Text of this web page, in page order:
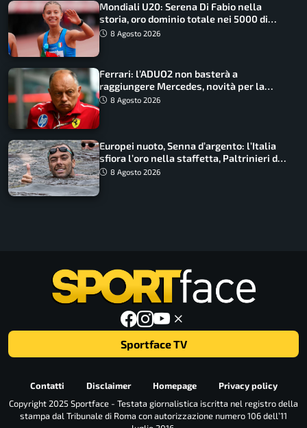
Mondiali U20: Serena Di Fabio nella
storia, oro dominio totale nei 5000 di
marcia
8 Agosto 2026
Ferrari: l’ADUO2 non basterà a
raggiungere Mercedes, novità per la
Macarena
8 Agosto 2026
Europei nuoto, Senna d’argento: l’Italia
sfiora l’oro nella staffetta, Paltrinieri da
urlo, il bilancio azzurro
8 Agosto 2026
Sportface TV
Contatti Disclaimer Homepage
Privacy policy
Copyright 2025 Sportface - Testata giornalistica iscritta nel registro della
stampa dal Tribunale di Roma con autorizzazione numero 106 dell’11